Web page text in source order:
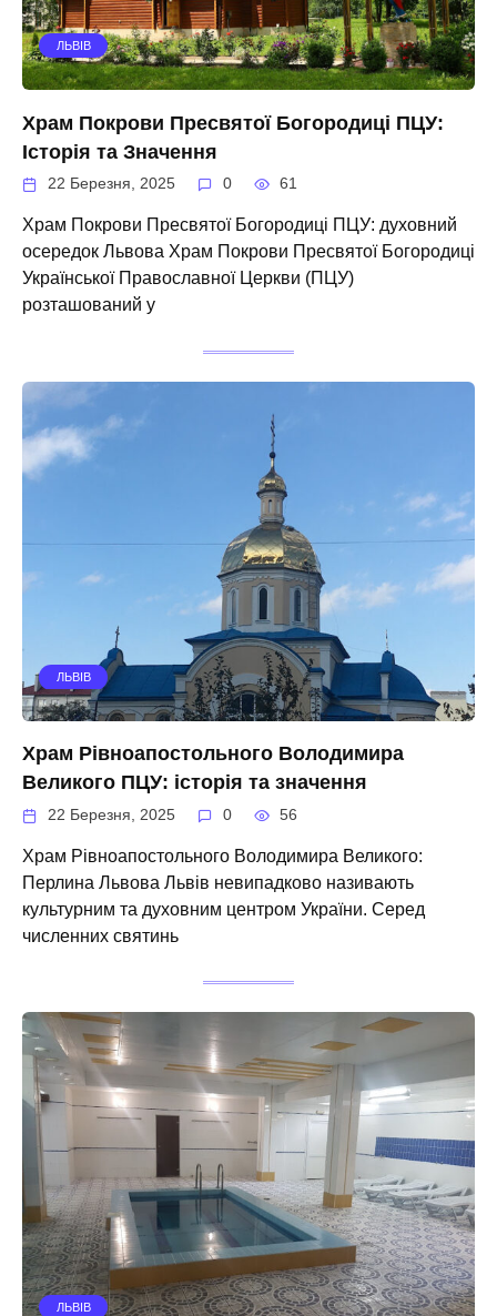
ЛЬВІВ
Храм Покрови Пресвятої Богородиці ПЦУ:
Історія та Значення
22 Березня, 2025 0 61
Храм Покрови Пресвятої Богородиці ПЦУ: духовний
осередок Львова Храм Покрови Пресвятої Богородиці
Української Православної Церкви (ПЦУ)
розташований у
ЛЬВІВ
Храм Рівноапостольного Володимира
Великого ПЦУ: історія та значення
22 Березня, 2025 0 56
Храм Рівноапостольного Володимира Великого:
Перлина Львова Львів невипадково називають
культурним та духовним центром України. Серед
численних святинь
ЛЬВІВ